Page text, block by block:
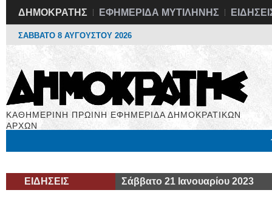
ΔΗΜΟΚΡΑΤΗΣ ΕΦΗΜΕΡΙΔΑ ΜΥΤΙΛΗΝΗΣ
ΣΑΒΒΑΤΟ 8 ΑΥΓΟΥΣΤΟΥ 2026
ΚΑΘΗΜΕΡΙΝΗ ΠΡΩΙΝΗ ΕΦΗΜΕΡΙΔΑ ΔΗΜΟΚΡΑΤΙΚΩΝ
ΑΡΧΩΝ
ΕΙΔΗΣΕΙΣ Σάββατο 21 Ιανουαρίου 2023